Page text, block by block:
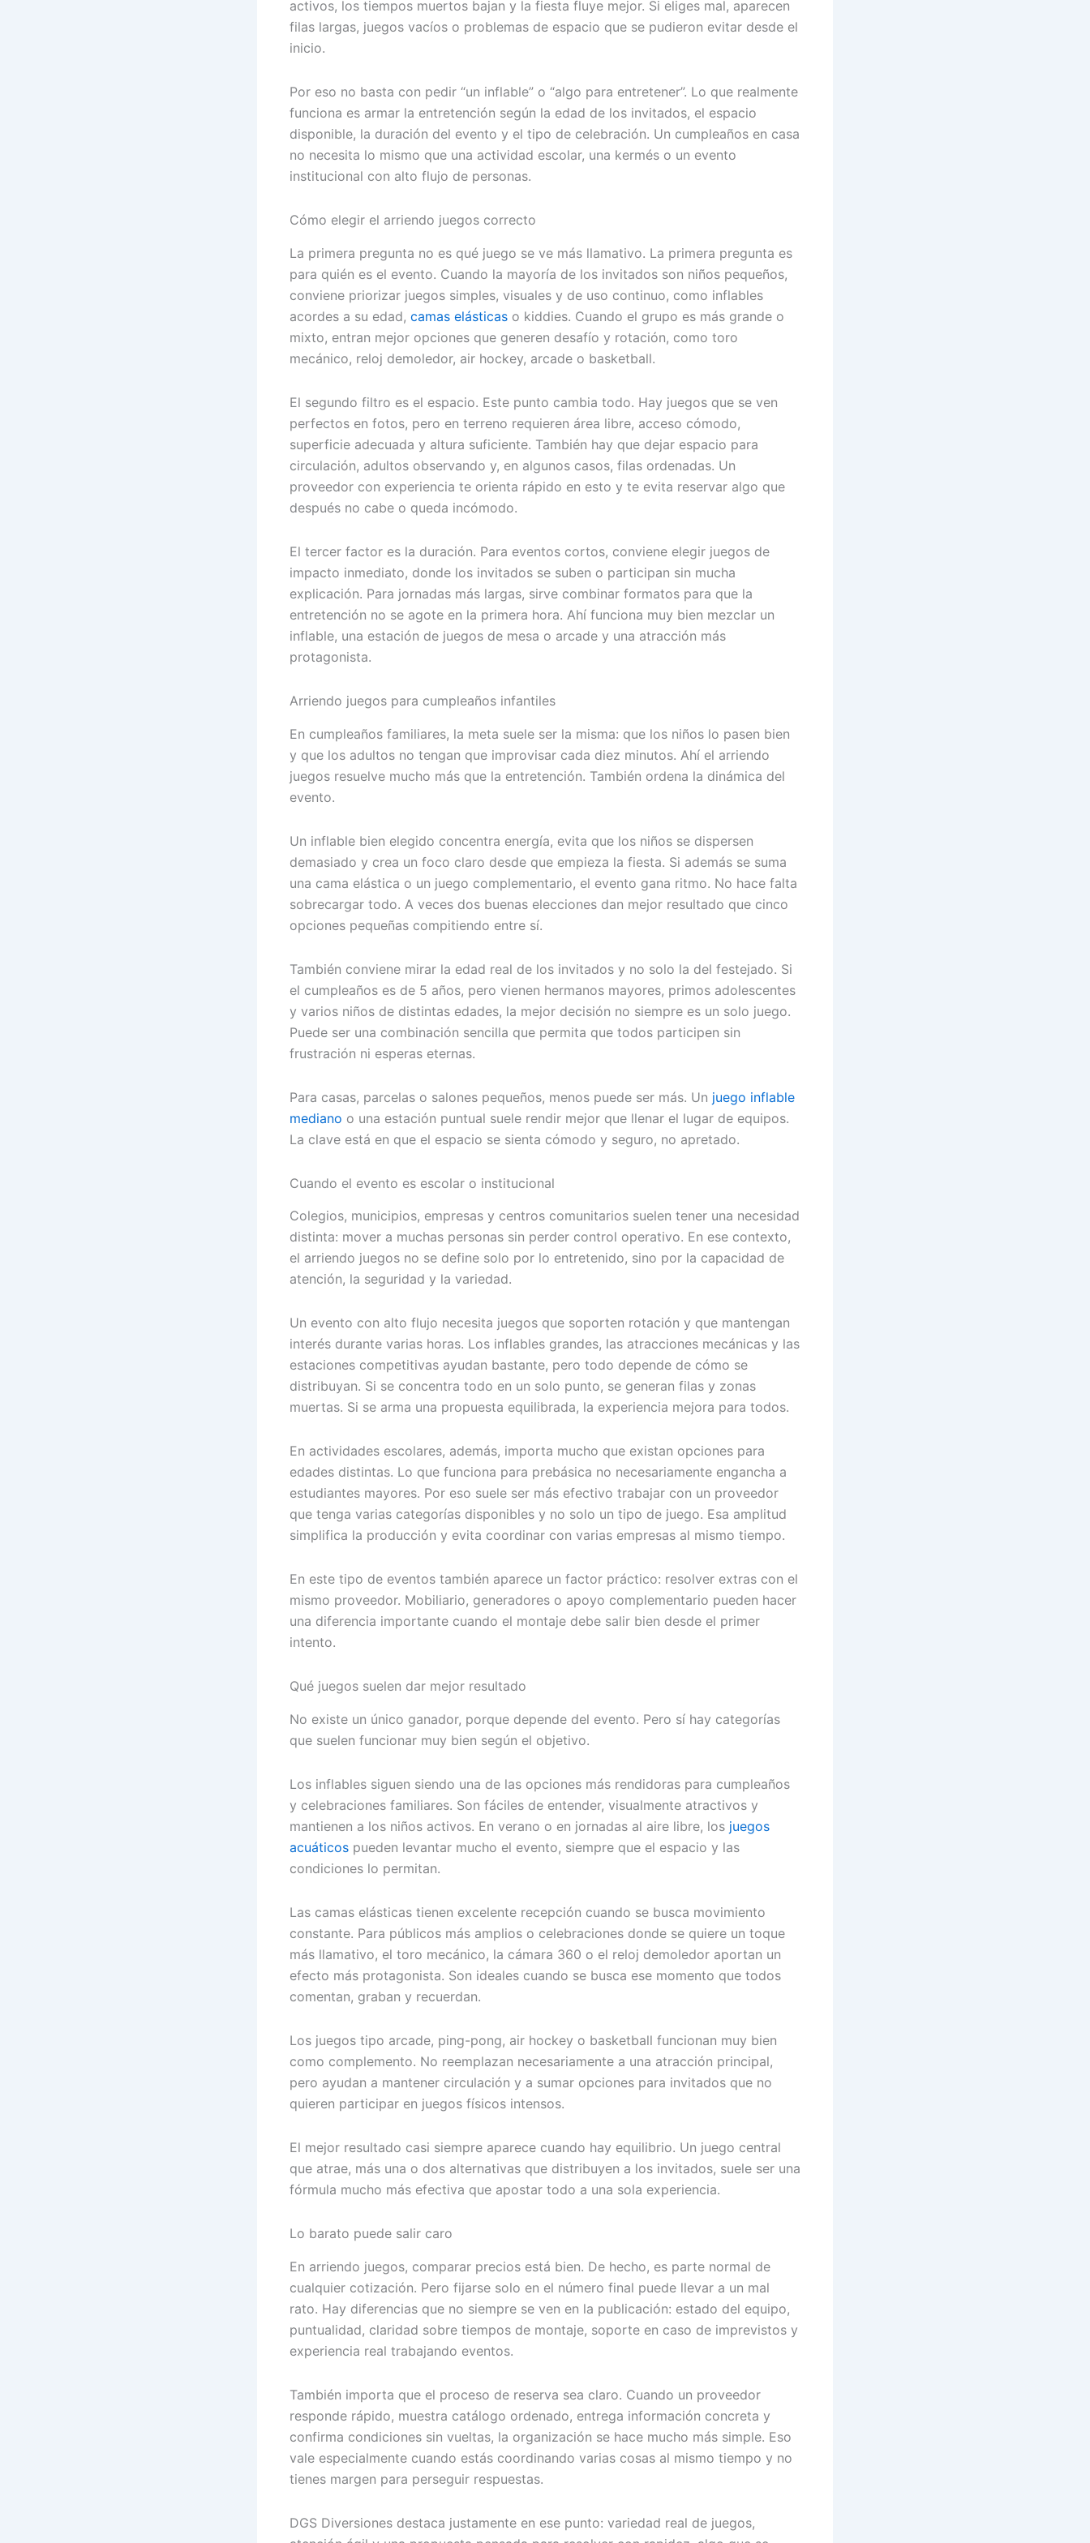
activos, los tiempos muertos bajan y la fiesta fluye mejor. Si eliges mal, aparecen
filas largas, juegos vacíos o problemas de espacio que se pudieron evitar desde el
inicio.
Por eso no basta con pedir “un inflable” o “algo para entretener”. Lo que realmente
funciona es armar la entretención según la edad de los invitados, el espacio
disponible, la duración del evento y el tipo de celebración. Un cumpleaños en casa
no necesita lo mismo que una actividad escolar, una kermés o un evento
institucional con alto flujo de personas.
Cómo elegir el arriendo juegos correcto
La primera pregunta no es qué juego se ve más llamativo. La primera pregunta es
para quién es el evento. Cuando la mayoría de los invitados son niños pequeños,
conviene priorizar juegos simples, visuales y de uso continuo, como inflables
acordes a su edad, camas elásticas o kiddies. Cuando el grupo es más grande o
mixto, entran mejor opciones que generen desafío y rotación, como toro
mecánico, reloj demoledor, air hockey, arcade o basketball.
El segundo filtro es el espacio. Este punto cambia todo. Hay juegos que se ven
perfectos en fotos, pero en terreno requieren área libre, acceso cómodo,
superficie adecuada y altura suficiente. También hay que dejar espacio para
circulación, adultos observando y, en algunos casos, filas ordenadas. Un
proveedor con experiencia te orienta rápido en esto y te evita reservar algo que
después no cabe o queda incómodo.
El tercer factor es la duración. Para eventos cortos, conviene elegir juegos de
impacto inmediato, donde los invitados se suben o participan sin mucha
explicación. Para jornadas más largas, sirve combinar formatos para que la
entretención no se agote en la primera hora. Ahí funciona muy bien mezclar un
inflable, una estación de juegos de mesa o arcade y una atracción más
protagonista.
Arriendo juegos para cumpleaños infantiles
En cumpleaños familiares, la meta suele ser la misma: que los niños lo pasen bien
y que los adultos no tengan que improvisar cada diez minutos. Ahí el arriendo
juegos resuelve mucho más que la entretención. También ordena la dinámica del
evento.
Un inflable bien elegido concentra energía, evita que los niños se dispersen
demasiado y crea un foco claro desde que empieza la fiesta. Si además se suma
una cama elástica o un juego complementario, el evento gana ritmo. No hace falta
sobrecargar todo. A veces dos buenas elecciones dan mejor resultado que cinco
opciones pequeñas compitiendo entre sí.
También conviene mirar la edad real de los invitados y no solo la del festejado. Si
el cumpleaños es de 5 años, pero vienen hermanos mayores, primos adolescentes
y varios niños de distintas edades, la mejor decisión no siempre es un solo juego.
Puede ser una combinación sencilla que permita que todos participen sin
frustración ni esperas eternas.
Para casas, parcelas o salones pequeños, menos puede ser más. Un juego inflable
mediano o una estación puntual suele rendir mejor que llenar el lugar de equipos.
La clave está en que el espacio se sienta cómodo y seguro, no apretado.
Cuando el evento es escolar o institucional
Colegios, municipios, empresas y centros comunitarios suelen tener una necesidad
distinta: mover a muchas personas sin perder control operativo. En ese contexto,
el arriendo juegos no se define solo por lo entretenido, sino por la capacidad de
atención, la seguridad y la variedad.
Un evento con alto flujo necesita juegos que soporten rotación y que mantengan
interés durante varias horas. Los inflables grandes, las atracciones mecánicas y las
estaciones competitivas ayudan bastante, pero todo depende de cómo se
distribuyan. Si se concentra todo en un solo punto, se generan filas y zonas
muertas. Si se arma una propuesta equilibrada, la experiencia mejora para todos.
En actividades escolares, además, importa mucho que existan opciones para
edades distintas. Lo que funciona para prebásica no necesariamente engancha a
estudiantes mayores. Por eso suele ser más efectivo trabajar con un proveedor
que tenga varias categorías disponibles y no solo un tipo de juego. Esa amplitud
simplifica la producción y evita coordinar con varias empresas al mismo tiempo.
En este tipo de eventos también aparece un factor práctico: resolver extras con el
mismo proveedor. Mobiliario, generadores o apoyo complementario pueden hacer
una diferencia importante cuando el montaje debe salir bien desde el primer
intento.
Qué juegos suelen dar mejor resultado
No existe un único ganador, porque depende del evento. Pero sí hay categorías
que suelen funcionar muy bien según el objetivo.
Los inflables siguen siendo una de las opciones más rendidoras para cumpleaños
y celebraciones familiares. Son fáciles de entender, visualmente atractivos y
mantienen a los niños activos. En verano o en jornadas al aire libre, los juegos
acuáticos pueden levantar mucho el evento, siempre que el espacio y las
condiciones lo permitan.
Las camas elásticas tienen excelente recepción cuando se busca movimiento
constante. Para públicos más amplios o celebraciones donde se quiere un toque
más llamativo, el toro mecánico, la cámara 360 o el reloj demoledor aportan un
efecto más protagonista. Son ideales cuando se busca ese momento que todos
comentan, graban y recuerdan.
Los juegos tipo arcade, ping-pong, air hockey o basketball funcionan muy bien
como complemento. No reemplazan necesariamente a una atracción principal,
pero ayudan a mantener circulación y a sumar opciones para invitados que no
quieren participar en juegos físicos intensos.
El mejor resultado casi siempre aparece cuando hay equilibrio. Un juego central
que atrae, más una o dos alternativas que distribuyen a los invitados, suele ser una
fórmula mucho más efectiva que apostar todo a una sola experiencia.
Lo barato puede salir caro
En arriendo juegos, comparar precios está bien. De hecho, es parte normal de
cualquier cotización. Pero fijarse solo en el número final puede llevar a un mal
rato. Hay diferencias que no siempre se ven en la publicación: estado del equipo,
puntualidad, claridad sobre tiempos de montaje, soporte en caso de imprevistos y
experiencia real trabajando eventos.
También importa que el proceso de reserva sea claro. Cuando un proveedor
responde rápido, muestra catálogo ordenado, entrega información concreta y
confirma condiciones sin vueltas, la organización se hace mucho más simple. Eso
vale especialmente cuando estás coordinando varias cosas al mismo tiempo y no
tienes margen para perseguir respuestas.
DGS Diversiones destaca justamente en ese punto: variedad real de juegos,